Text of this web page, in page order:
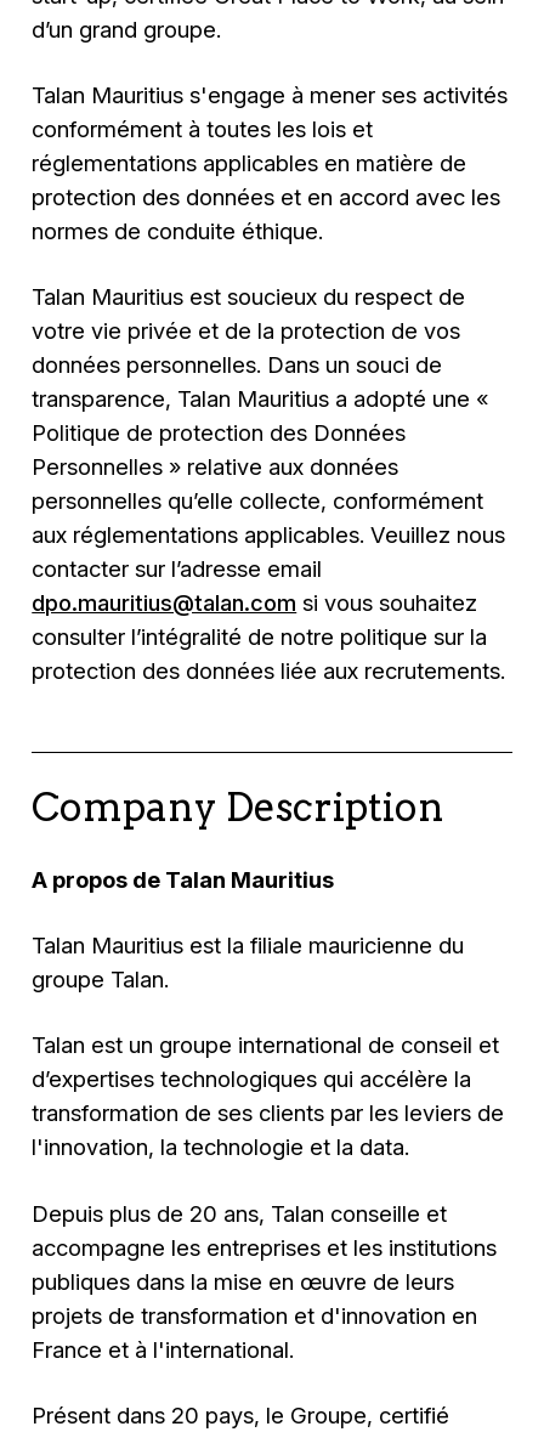
d’un grand groupe.
Talan Mauritius s'engage à mener ses activités
conformément à toutes les lois et
réglementations applicables en matière de
protection des données et en accord avec les
normes de conduite éthique.
Talan Mauritius est soucieux du respect de
votre vie privée et de la protection de vos
données personnelles. Dans un souci de
transparence, Talan Mauritius a adopté une «
Politique de protection des Données
Personnelles » relative aux données
personnelles qu’elle collecte, conformément
aux réglementations applicables. Veuillez nous
contacter sur l’adresse email
dpo.mauritius@talan.com si vous souhaitez
consulter l’intégralité de notre politique sur la
protection des données liée aux recrutements.
Company Description
A propos de Talan Mauritius
Talan Mauritius est la filiale mauricienne du
groupe Talan.
Talan est un groupe international de conseil et
d’expertises technologiques qui accélère la
transformation de ses clients par les leviers de
l'innovation, la technologie et la data.
Depuis plus de 20 ans, Talan conseille et
accompagne les entreprises et les institutions
publiques dans la mise en œuvre de leurs
projets de transformation et d'innovation en
France et à l'international.
Présent dans 20 pays, le Groupe, certifié